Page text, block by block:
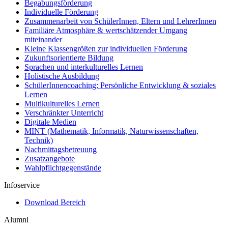
Begabungsförderung
Individuelle Förderung
Zusammenarbeit von SchülerInnen, Eltern und LehrerInnen
Familiäre Atmosphäre & wertschätzender Umgang
miteinander
Kleine Klassengrößen zur individuellen Förderung
Zukunftsorientierte Bildung
Sprachen und interkulturelles Lernen
Holistische Ausbildung
SchülerInnencoaching: Persönliche Entwicklung & soziales
Lernen
Multikulturelles Lernen
Verschränkter Unterricht
Digitale Medien
MINT (Mathematik, Informatik, Naturwissenschaften,
Technik)
Nachmittagsbetreuung
Zusatzangebote
Wahlpflichtgegenstände
Infoservice
Download Bereich
Alumni